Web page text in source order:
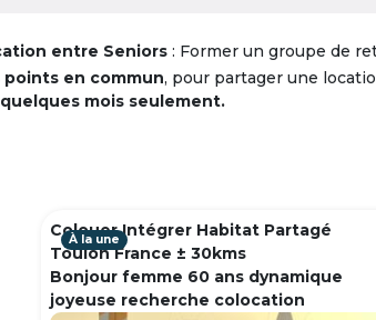
entre Seniors : Former un groupe de
points en commun, pour partager une
mois seulement.
Colouer Intégrer Habitat Partagé
Toulon France ± 30kms
Bonjour femme 60 ans dynamique
joyeuse recherche colocation
À la une